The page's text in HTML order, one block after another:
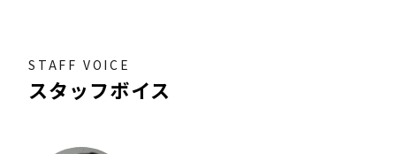
STAFF VOICE
スタッフボイス